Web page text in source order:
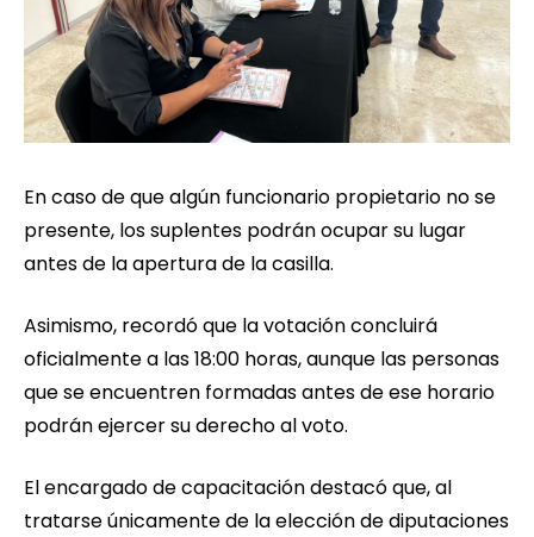
En caso de que algún funcionario propietario no se
presente, los suplentes podrán ocupar su lugar
antes de la apertura de la casilla.
Asimismo, recordó que la votación concluirá
oficialmente a las 18:00 horas, aunque las personas
que se encuentren formadas antes de ese horario
podrán ejercer su derecho al voto.
El encargado de capacitación destacó que, al
tratarse únicamente de la elección de diputaciones